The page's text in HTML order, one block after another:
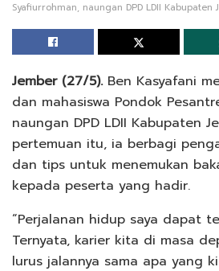
Syafiurrohman, naungan DPD LDII Kabupaten
Jember (27/5).Ben Kasyafani
dan mahasiswa Pondok
naungan DPD LDII Kabupaten
pertemuan itu, ia berbagi
dan tips untuk menemukan
kepada peserta yang hadir.
“Perjalanan hidup saya dapat
Ternyata, karier kita di masa
lurus jalannya sama apa yang